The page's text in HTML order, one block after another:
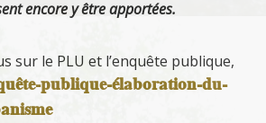
encore y être apportées.
sur le PLU et l’enquête publique,
publique-élaboration-du-